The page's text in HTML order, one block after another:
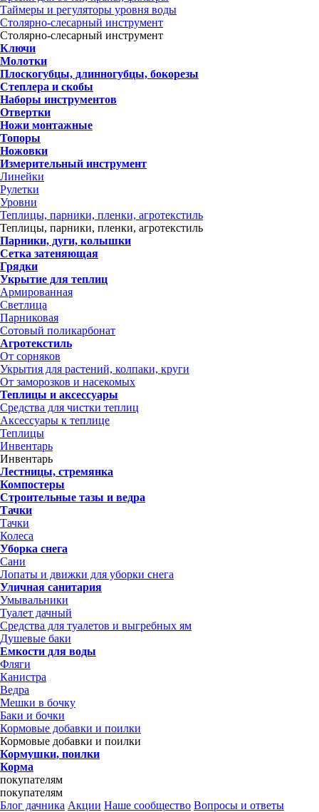
Таймеры и регуляторы уровня воды
Столярно-слесарный инструмент
Столярно-слесарный инструмент
Ключи
Молотки
Плоскогубцы, длинногубцы, бокорезы
Степлера и скобы
Наборы инструментов
Отвертки
Ножи монтажные
Топоры
Ножовки
Измерительный инструмент
Линейки
Рулетки
Уровни
Теплицы, парники, пленки, агротекстиль
Теплицы, парники, пленки, агротекстиль
Парники, дуги, колышки
Сетка затеняющая
Грядки
Укрытие для теплиц
Армированная
Светлица
Парниковая
Сотовый поликарбонат
Агротекстиль
От сорняков
Укрытия для растений, колпаки, круги
От заморозков и насекомых
Теплицы и аксессуары
Средства для чистки теплиц
Аксессуары к теплице
Теплицы
Инвентарь
Инвентарь
Лестницы, стремянка
Компостеры
Строительные тазы и ведра
Тачки
Тачки
Колеса
Уборка снега
Сани
Лопаты и движки для уборки снега
Уличная санитария
Умывальники
Туалет дачный
Средства для туалетов и выгребных ям
Душевые баки
Емкости для воды
Фляги
Канистра
Ведра
Мешки в бочку
Баки и бочки
Кормовые добавки и поилки
Кормовые добавки и поилки
Кормушки, поилки
Корма
покупателям
покупателям
Блог дачника Акции Наше сообщество Вопросы и ответы